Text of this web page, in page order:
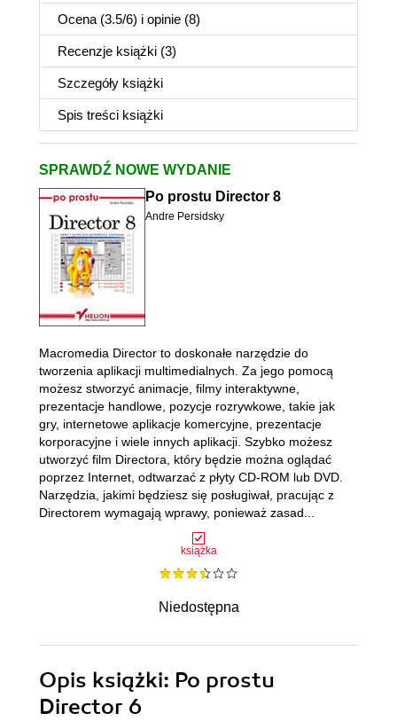
Ocena (3.5/6) i opinie (8)
Recenzje książki (3)
Szczegóły książki
Spis treści książki
SPRAWDŹ NOWE WYDANIE
Po prostu Director 8
Andre Persidsky
książka
Niedostępna
Macromedia Director to doskonałe narzędzie do
tworzenia aplikacji multimedialnych. Za jego pomocą
możesz stworzyć animacje, filmy interaktywne,
prezentacje handlowe, pozycje rozrywkowe, takie jak
gry, internetowe aplikacje komercyjne, prezentacje
korporacyjne i wiele innych aplikacji. Szybko możesz
utworzyć film Directora, który będzie można oglądać
poprzez Internet, odtwarzać z płyty CD-ROM lub DVD.
Narzędzia, jakimi będziesz się posługiwał, pracując z
Directorem wymagają wprawy, ponieważ zasad...
Opis książki: Po prostu
Director 6